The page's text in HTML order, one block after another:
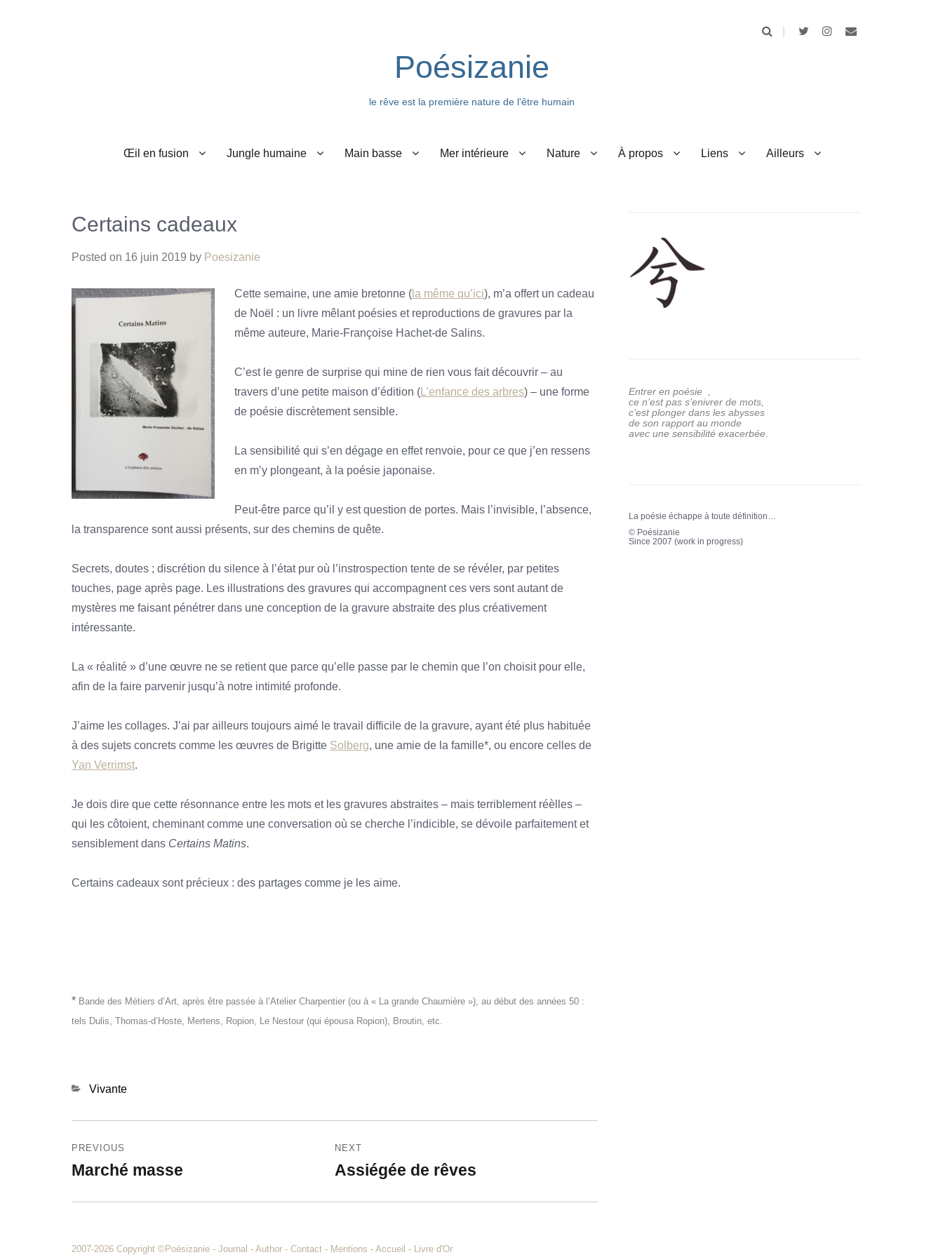
Poésizanie
le rêve est la première nature de l'être humain
Œil en fusion Jungle humaine Main basse Mer intérieure Nature À propos Liens Ailleurs
Certains cadeaux
Posted on 16 juin 2019 by Poesizanie
Cette semaine, une amie bretonne ( la même qu’ici), m’a offert un cadeau
de Noël : un livre mêlant poésies et reproductions de gravures par la
même auteure, Marie-Françoise Hachet-de Salins.
C’est le genre de surprise qui mine de rien vous fait découvrir – au
travers d’une petite maison d’édition ( L’enfance des arbres) – une forme
de poésie discrètement sensible.
La sensibilité qui s’en dégage en effet renvoie, pour ce que j’en ressens
en m’y plongeant, à la poésie japonaise.
Peut-être parce qu’il y est question de portes. Mais l’invisible, l’absence,
la transparence sont aussi présents, sur des chemins de quête.
Secrets, doutes ; discrétion du silence à l’état pur où l’instrospection tente de se révéler, par petites
touches, page après page. Les illustrations des gravures qui accompagnent ces vers sont autant de
mystères me faisant pénétrer dans une conception de la gravure abstraite des plus créativement
intéressante.
La « réalité » d’une œuvre ne se retient que parce qu’elle passe par le chemin que l’on choisit pour elle,
afin de la faire parvenir jusqu’à notre intimité profonde.
J’aime les collages. J’ai par ailleurs toujours aimé le travail difficile de la gravure, ayant été plus habituée
à des sujets concrets comme les œuvres de Brigitte Solberg, une amie de la famille*, ou encore celles de
Yan Verrimst.
Je dois dire que cette résonnance entre les mots et les gravures abstraites – mais terriblement réèlles –
qui les côtoient, cheminant comme une conversation où se cherche l’indicible, se dévoile parfaitement et
sensiblement dans Certains Matins.
Certains cadeaux sont précieux : des partages comme je les aime.
* Bande des Métiers d’Art, après être passée à l’Atelier Charpentier (ou à « La grande Chaumière »), au début des années 50 :
tels Dulis, Thomas-d’Hoste, Mertens, Ropion, Le Nestour (qui épousa Ropion), Broutin, etc.
Categories
Vivante
de
l’article
PREVIOUS
Previous
Marché masse
NEXT
Next
Assiégée de rêves
Entrer en poésie ,
ce n’est pas s’enivrer de mots,
c’est plonger dans les abysses
de son rapport au monde
avec une sensibilité exacerbée.
La poésie échappe à toute définition…
© Poésizanie
Since 2007 (work in progress)
2007-2026 Copyright ©Poésizanie - Journal - Author - Contact - Mentions - Accueil - Livre d'Or